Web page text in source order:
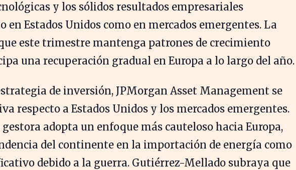
y los sólidos resultados empresariales
en Estados Unidos como en mercados emergentes. La
este trimestre mantenga patrones de crecimiento
una recuperación gradual en Europa a lo largo del año.
de inversión, JPMorgan Asset Management se
respecto a Estados Unidos y los mercados emergentes.
adopta un enfoque más cauteloso hacia Europa,
del continente en la importación de energía como
debido a la guerra. Gutiérrez-Mellado subraya que